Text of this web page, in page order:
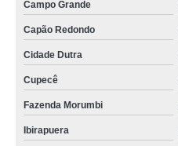
Campo Grande
Capão Redondo
Cidade Dutra
Cupecê
Fazenda Morumbi
Ibirapuera